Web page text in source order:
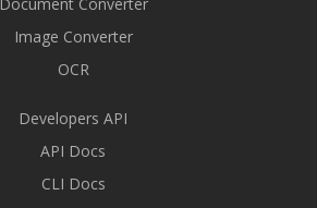
Image Converter
OCR
Developers API
API Docs
CLI Docs